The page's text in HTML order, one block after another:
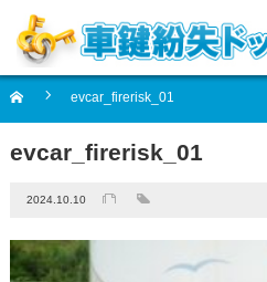
evcar_firerisk_01
evcar_firerisk_01
2024.10.10